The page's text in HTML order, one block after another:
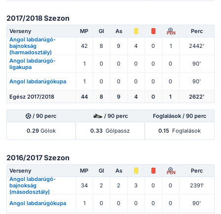
2017/2018 Szezon
Verseny MP Gl As PEN
Perc
Angol labdarúgó-
bajnokság
(harmadosztály)
42 8 9 4 0 1 2442'
Angol labdarúgó-
ligakupa
1 0 0 0 0 0 90'
Angol labdarúgókupa 1 0 0 0 0 0 90'
Egész 2017/2018 44 8 9 4 0 1 2622'
/ 90 perc / 90 perc Foglalások / 90 perc
0.29Gólok 0.33 Gólpassz 0.15 Foglalások
2016/2017 Szezon
Verseny MP Gl As PEN
Perc
Angol labdarúgó-
bajnokság
(másodosztály)
34 2 2 3 0 0 2391'
Angol labdarúgókupa 1 0 0 0 0 0 90'